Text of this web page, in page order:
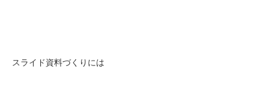
スライド資料づくりには